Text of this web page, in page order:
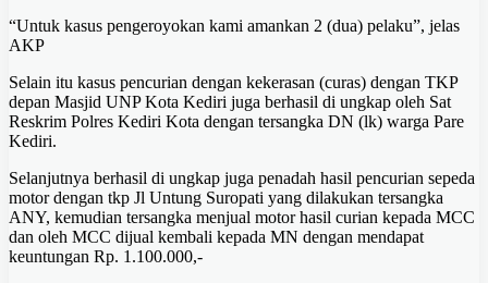
“Untuk kasus pengeroyokan kami amankan 2 (dua) pelaku”, jelas
AKP
Selain itu kasus pencurian dengan kekerasan (curas) dengan TKP
depan Masjid UNP Kota Kediri juga berhasil di ungkap oleh Sat
Reskrim Polres Kediri Kota dengan tersangka DN (lk) warga Pare
Kediri.
Selanjutnya berhasil di ungkap juga penadah hasil pencurian sepeda
motor dengan tkp Jl Untung Suropati yang dilakukan tersangka
ANY, kemudian tersangka menjual motor hasil curian kepada MCC
dan oleh MCC dijual kembali kepada MN dengan mendapat
keuntungan Rp. 1.100.000,-